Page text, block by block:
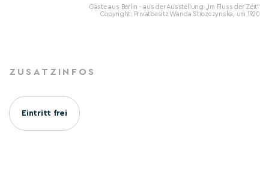
Gäste aus Berlin - aus der Ausstellung „Im Fluss der Zeit“
Copyright: Privatbesitz Wanda Strozczynska, um 1920
ZUSATZINFOS
Eintritt frei